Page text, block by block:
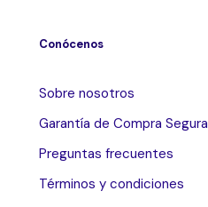
Conócenos
Sobre nosotros
Garantía de Compra Segura
Preguntas frecuentes
Términos y condiciones